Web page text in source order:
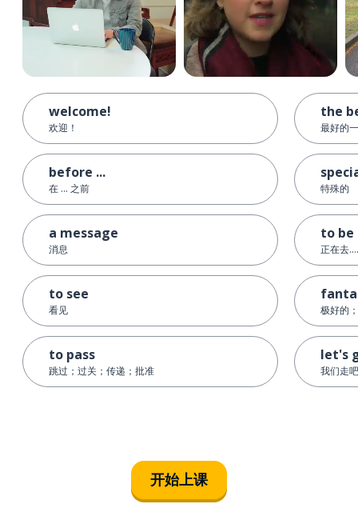
welcome!
欢迎！
before ...
在 ... 之前
a message
消息
to see
看见
to pass
跳过；过关；传递；批准
the
最好的
特殊的
to be
正在去
极好的
let's
我们走
开始上课